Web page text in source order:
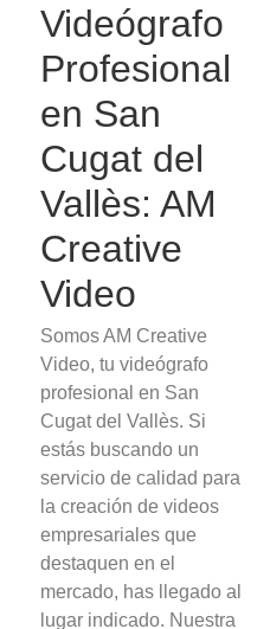
Videógrafo
Profesional
en San
Cugat del
Vallès: AM
Creative
Video
Somos AM Creative
Video, tu videógrafo
profesional en San
Cugat del Vallès. Si
estás buscando un
servicio de calidad para
la creación de videos
empresariales que
destaquen en el
mercado, has llegado al
lugar indicado. Nuestra